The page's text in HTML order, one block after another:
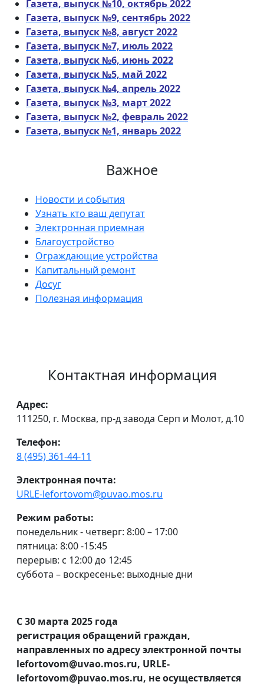
Газета, выпуск №10, октябрь 2022
Газета, выпуск №9, сентябрь 2022
Газета, выпуск №8, август 2022
Газета, выпуск №7, июль 2022
Газета, выпуск №6, июнь 2022
Газета, выпуск №5, май 2022
Газета, выпуск №4, апрель 2022
Газета, выпуск №3, март 2022
Газета, выпуск №2, февраль 2022
Газета, выпуск №1, январь 2022
Важное
Новости и события
Узнать кто ваш депутат
Электронная приемная
Благоустройство
Ограждающие устройства
Капитальный ремонт
Досуг
Полезная информация
Контактная информация
Адрес:
111250, г. Москва, пр-д завода Серп и Молот, д.10
Телефон:
8 (495) 361-44-11
Электронная почта:
URLE-lefortovom@puvao.mos.ru
Режим работы:
понедельник - четверг: 8:00 – 17:00
пятница: 8:00 -15:45
перерыв: с 12:00 до 12:45
суббота – воскресенье: выходные дни
С 30 марта 2025 года
регистрация обращений граждан,
направленных по адресу электронной почты
lefortovom@uvao.mos.ru, URLE-
lefortovom@puvao.mos.ru, не осуществляется